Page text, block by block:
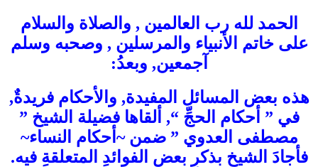
الحمد لله رب العالمين , والصلاة والسلام
على خاتم الأنبياء والمرسلين , وصحبه وسلم
آجمعين, وبعدُ:
هذه بعض المسائل المفيدة, والأحكام فريدةٌ,
في ” أحكام الحجِّ “, ألقاها فضيلة الشيخ ”
مصطفى العدوي ” ضمن ~أحكام النساء~
فأجادَ الشيخ بذكرِ بعض الفوائدِ المتعلقةِ فيه.